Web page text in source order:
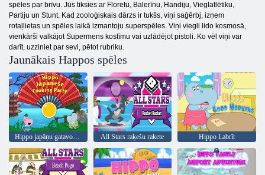
spēles par brīvu. Jūs tiksies ar Floretu, Balerīnu, Handiju, Vieglatlētiku,
Partiju un Stunt. Kad zooloģiskais dārzs ir tukšs, viņi saģērbj, izņem
rotaļlietas un spēles laikā izmantoju superspēles. Viņi viegli lido kosmosā,
vienkārši valkājot Supermens kostīmu vai uzlādējot pistoli. Ko vēl viņi var
darīt, uzziniet par sevi, pētot rubriku.
Jaunākais Happos spēles
All Stars raķešu rakete Hippo Labrīt